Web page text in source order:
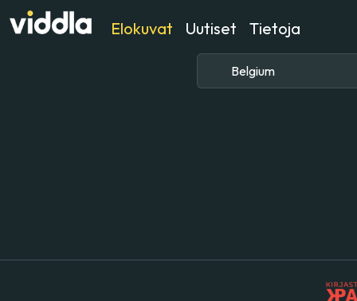
Elokuvat Uutiset Tietoja